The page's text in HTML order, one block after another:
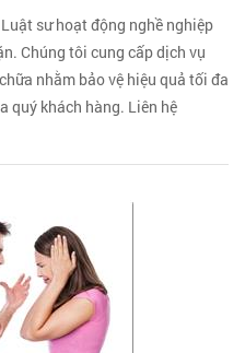
sư hoạt động nghề nghiệp
Chúng tôi cung cấp dịch vụ
nhằm bảo vệ hiệu quả tối đa
quý khách hàng. Liên hệ